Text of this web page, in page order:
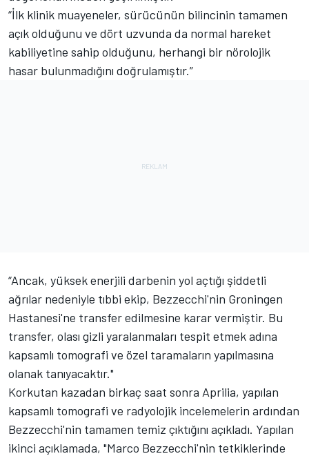
“İlk klinik muayeneler, sürücünün bilincinin tamamen
açık olduğunu ve dört uzvunda da normal hareket
kabiliyetine sahip olduğunu, herhangi bir nörolojik
hasar bulunmadığını doğrulamıştır.”
“Ancak, yüksek enerjili darbenin yol açtığı şiddetli
ağrılar nedeniyle tıbbi ekip, Bezzecchi'nin Groningen
Hastanesi'ne transfer edilmesine karar vermiştir. Bu
transfer, olası gizli yaralanmaları tespit etmek adına
kapsamlı tomografi ve özel taramaların yapılmasına
olanak tanıyacaktır."
Korkutan kazadan birkaç saat sonra Aprilia, yapılan
kapsamlı tomografi ve radyolojik incelemelerin ardından
Bezzecchi'nin tamamen temiz çıktığını açıkladı. Yapılan
ikinci açıklamada, "Marco Bezzecchi'nin tetkiklerinde